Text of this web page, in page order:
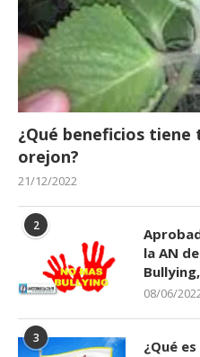
¿Qué beneficios
orejon?
21/12/2022
2
la AN
08/06/
3
¿Qué